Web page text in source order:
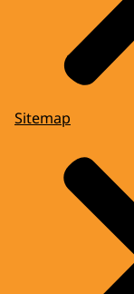
Sitemap